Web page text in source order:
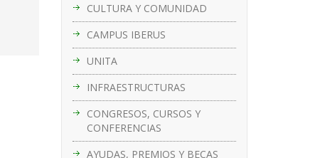
CULTURA Y COMUNIDAD
CAMPUS IBERUS
UNITA
INFRAESTRUCTURAS
CONGRESOS, CURSOS Y
CONFERENCIAS
AYUDAS, PREMIOS Y BECAS